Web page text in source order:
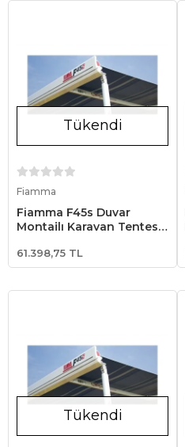
Tükendi
Fiamma
Fiamma F45s Duvar
Montajlı Karavan Tentesi
61.398,75 TL
Tükendi